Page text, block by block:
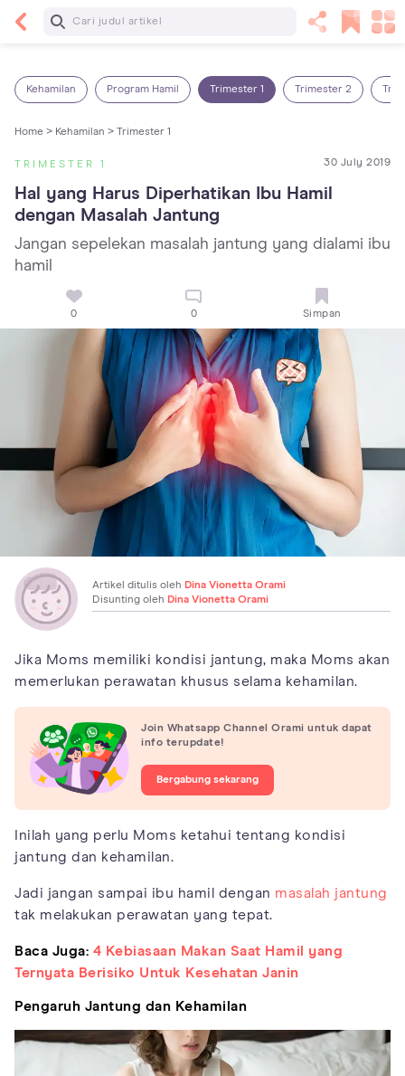
Baca Selanjutnya
Kehamilan Program Hamil Trimester 1 Trimester 2
Home > Kehamilan > Trimester 1
TRIMESTER 1 30 July 2019
Hal yang Harus Diperhatikan Ibu Hamil
dengan Masalah Jantung
Jangan sepelekan masalah jantung yang dialami ibu
hamil
0 0 Simpan
Artikel ditulis oleh Dina Vionetta Orami
Disunting oleh Dina Vionetta Orami
Jika Moms memiliki kondisi jantung, maka Moms akan
memerlukan perawatan khusus selama kehamilan.
Join Whatsapp Channel Orami untuk dapat
info terupdate!
Bergabung sekarang
Inilah yang perlu Moms ketahui tentang kondisi
jantung dan kehamilan.
Jadi jangan sampai ibu hamil dengan masalah jantung
tak melakukan perawatan yang tepat.
Baca Juga: 4 Kebiasaan Makan Saat Hamil yang
Ternyata Berisiko Untuk Kesehatan Janin
Pengaruh Jantung dan Kehamilan